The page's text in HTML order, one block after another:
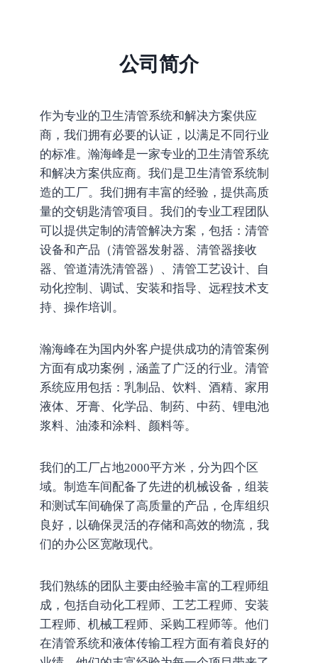
公司简介
作为专业的卫生清管系统和解决方案供应
商，我们拥有必要的认证，以满足不同行业
的标准。瀚海峰是一家专业的卫生清管系统
和解决方案供应商。我们是卫生清管系统制
造的工厂。我们拥有丰富的经验，提供高质
量的交钥匙清管项目。我们的专业工程团队
可以提供定制的清管解决方案，包括：清管
设备和产品（清管器发射器、清管器接收
器、管道清洗清管器）、清管工艺设计、自
动化控制、调试、安装和指导、远程技术支
持、操作培训。
瀚海峰在为国内外客户提供成功的清管案例
方面有成功案例，涵盖了广泛的行业。清管
系统应用包括：乳制品、饮料、酒精、家用
液体、牙膏、化学品、制药、中药、锂电池
浆料、油漆和涂料、颜料等。
我们的工厂占地2000平方米，分为四个区
域。制造车间配备了先进的机械设备，组装
和测试车间确保了高质量的产品，仓库组织
良好，以确保灵活的存储和高效的物流，我
们的办公区宽敞现代。
我们熟练的团队主要由经验丰富的工程师组
成，包括自动化工程师、工艺工程师、安装
工程师、机械工程师、采购工程师等。他们
在清管系统和液体传输工程方面有着良好的